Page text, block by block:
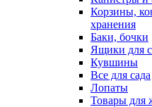
Корзины,
хранения
Баки, бочки
Ящики для
Кувшины
Все для сада
Лопаты
Товары для